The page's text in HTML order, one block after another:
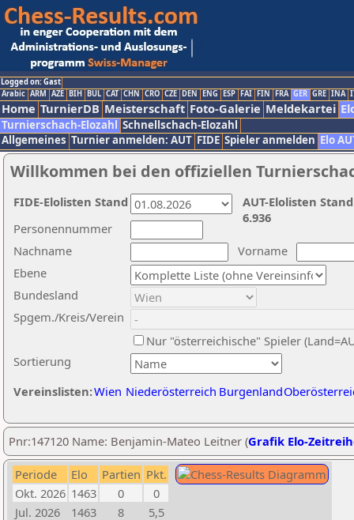
Logged on: Gast
Arabic ARM AZE BIH BUL CAT CHN CRO CZE DEN ENG ESP FAI FIN FRA GER GRE INA
Home TurnierDB Meisterschaft Foto-Galerie Meldekartei
Turnierschach-Elozahl Schnellschach-Elozahl
Allgemeines Turnier anmelden: AUT FIDE Spieler anmelden Elo
Willkommen bei den offiziellen
Nachname
Vorname
Ebene
Sortierung
Personennummer
Bundesland
Spgem./Kreis/Verein
Nur "österreichische" Spieler
Vereinslisten:Wien Niederösterreich Burgenland
AUT-Elolisten
6.936
FIDE-Elolisten Stand
Pnr:147120 Name: Benjamin-Mateo Leitner (Grafik Elo-
Periode Elo Partien Pkt.
Okt. 2026 1463 0
0
Jul. 2026
1463 8
5,5